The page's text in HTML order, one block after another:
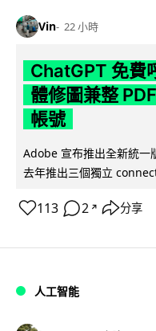
Vin 22 小時
ChatGPT 免費
體修圖兼整
帳號
Adobe 宣布推出全新統
去年推出三個獨立
113 2 ↗ 分享
人工智能